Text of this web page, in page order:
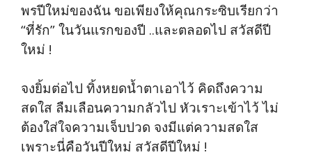
พรปีใหม่ของฉัน ขอเพียงให้คุณกระซิบเรียกว่า
“ที่รัก” ในวันแรกของปี ..และตลอดไป สวัสดีปี
ใหม่ !
จงยิ้มต่อไป ทิ้งหยดน้ำตาเอาไว้ คิดถึงความ
สดใส ลืมเลือนความกลัวไป หัวเราะเข้าไว้ ไม่
ต้องใส่ใจความเจ็บปวด จงมีแต่ความสดใส
เพราะนี่คือวันปีใหม่ สวัสดีปีใหม่ !